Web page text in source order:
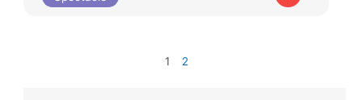
1 2